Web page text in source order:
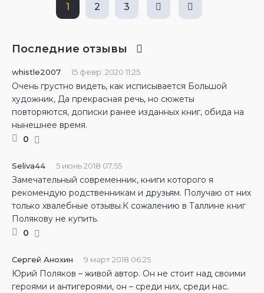
1 2 3
Последние отзывы
whistle2007 15 февр. 2020 11:25
Очень грустно видеть, как исписывается Большой
художник, Да прекрасная речь, но сюжеты
повторяются, дописки ранее изданных книг, обида на
нынешнее время.
0
Seliva44 5 июнь 2018 07:55
Замечательный современник, книги которого я
рекомендую родственникам и друзьям. Получаю от них
только хвалебные отзывы.К сожалению в Таллине книг
Полякову не купить.
0
Сергей Анохин 9 март 2018 06:25
Юрий Поляков – живой автор. Он не стоит над своими
героями и антигероями, он – среди них, среди нас.